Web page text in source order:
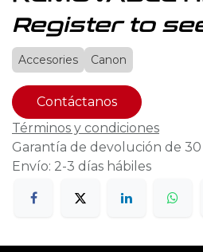
Register to
Accesories Canon
Contáctanos
Términos y condiciones
Garantía de devolución de 30
Envío: 2-3 días hábiles